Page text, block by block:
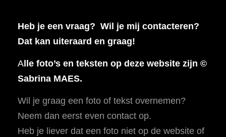
Heb je een vraag? Wil je mij contacteren?
Dat kan uiteraard en graag!
Alle foto’s en teksten op deze website zijn ©
Sabrina MAES.
Wil je graag een foto of tekst overnemen?
Neem dan eerst even contact op.
Heb je liever dat een foto niet op de website of